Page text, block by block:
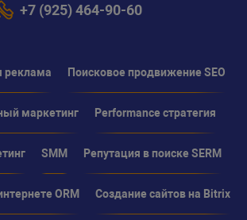
+7 (925) 464-90-60
реклама Поисковое продвижение SEO
маркетинг Performance стратегия
SMM Репутация в поиске SERM
ORM Создание сайтов на Bitrix